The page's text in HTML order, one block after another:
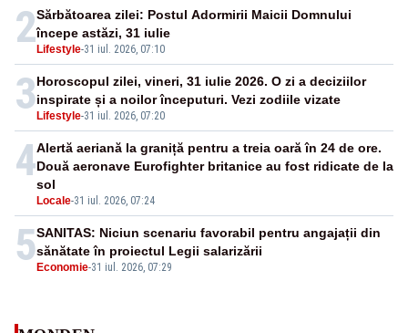
2 Lifestyle-31 iul. 2026, 07:10
Sărbătoarea zilei: Postul Adormirii Maicii Domnului
începe astăzi, 31 iulie
3 Lifestyle-31 iul. 2026, 07:20
Horoscopul zilei, vineri, 31 iulie 2026. O zi a deciziilor
inspirate și a noilor începuturi. Vezi zodiile vizate
4
Locale-31 iul. 2026, 07:24
Alertă aeriană la graniță pentru a treia oară în 24 de ore.
Două aeronave Eurofighter britanice au fost ridicate de la
sol
5 Economie-31 iul. 2026, 07:29
SANITAS: Niciun scenariu favorabil pentru angajații din
sănătate în proiectul Legii salarizării